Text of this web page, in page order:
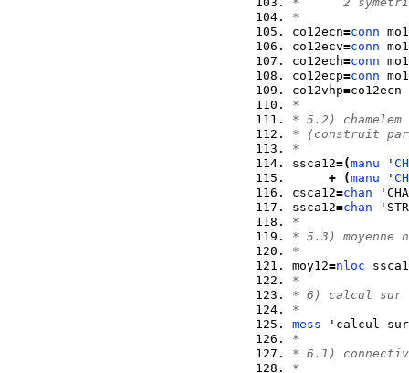
*
co12ecn=conn
co12ecv=conn
co12ech=conn
co12ecp=conn
co12vhp=co12ecn
*
* 5.2) chamelem
* (construit
*
ssca12=(manu '
+
(manu '
csca12=chan
ssca12=chan
*
* 5.3) moyenne
*
moy12=nloc
*
* 6) calcul sur
*
mess 'calcul
*
* 6.1)
*